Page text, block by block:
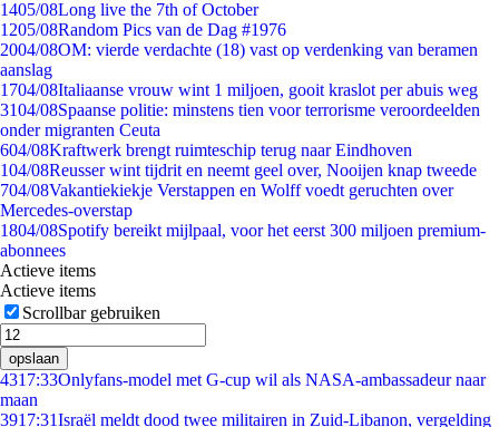
1405/08Long live the 7th of October
1205/08Random Pics van de Dag #1976
2004/08OM: vierde verdachte (18) vast op verdenking van beramen
aanslag
1704/08Italiaanse vrouw wint 1 miljoen, gooit kraslot per abuis weg
3104/08Spaanse politie: minstens tien voor terrorisme veroordeelden
onder migranten Ceuta
604/08Kraftwerk brengt ruimteschip terug naar Eindhoven
104/08Reusser wint tijdrit en neemt geel over, Nooijen knap tweede
704/08Vakantiekiekje Verstappen en Wolff voedt geruchten over
Mercedes-overstap
1804/08Spotify bereikt mijlpaal, voor het eerst 300 miljoen premium-
abonnees
Actieve items
Actieve items
Scrollbar gebruiken
opslaan
4317:33Onlyfans-model met G-cup wil als NASA-ambassadeur naar
maan
3917:31Israël meldt dood twee militairen in Zuid-Libanon, vergelding